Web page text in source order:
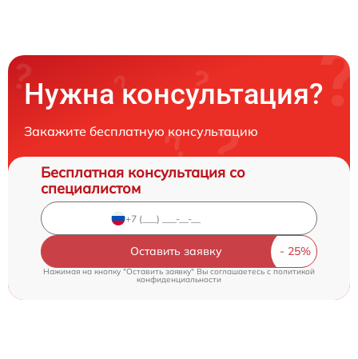
Нужна консультация?
Закажите бесплатную консультацию
Бесплатная консультация со
специалистом
Оставить заявку
Нажимая на кнопку "Оставить заявку" Вы соглашаетесь cполитикой
конфиденциальности